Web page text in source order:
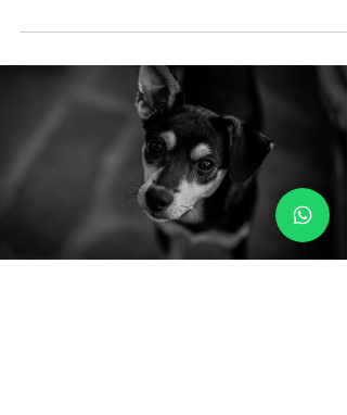
propriocepção.